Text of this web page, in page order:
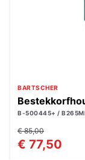
BARTSCHER
B-500445+ /
€ 85,00
€ 77,50